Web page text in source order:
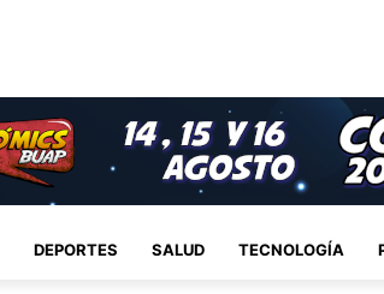
DEPORTES SALUD TECNOLOGÍA